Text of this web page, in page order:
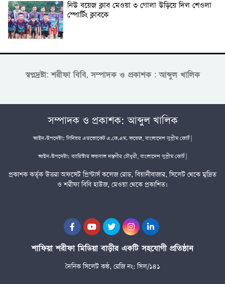
নিউ বয়েজ ক্লাব মেওয়া ৩ গোলা উড়িয়ে দিল শেওলা
স্পোর্টিং ক্লাবকে
স্বপ্নদ্রষ্টা: শরীফা বিবি, সম্পাদক ও প্রকাশক : আব্দুল খালিক
সম্পাদক ও প্রকাশক: আব্দুল খালিক
আইন-উপদেষ্টা: সিনিয়র এডভোকেট এ.কে.এম. ফয়েজ, বাংলাদেশ সুপ্রীম কোর্ট |
আইন-উপদেষ্টা: ব্যারিস্টার ফয়সাল দস্তগীর চৌধুরী, বাংলাদেশ সুপ্রীম কোর্ট |
প্রকাশক কর্তৃক উত্তরা অফসেট প্রিন্টার্স কলেজ রোড, বিয়ানীবাজার, সিলেট থেকে মুদ্রিত
ও শরীফা বিবি হাউজ, মেওয়া থেকে প্রকাশিত।
শাফিয়া শরীফা মিডিয়া বাড়ীর একটি সহযোগী প্রতিষ্ঠান
দৈনিক সিলেট কণ্ঠ, রেজি নং: সিল/১৪১